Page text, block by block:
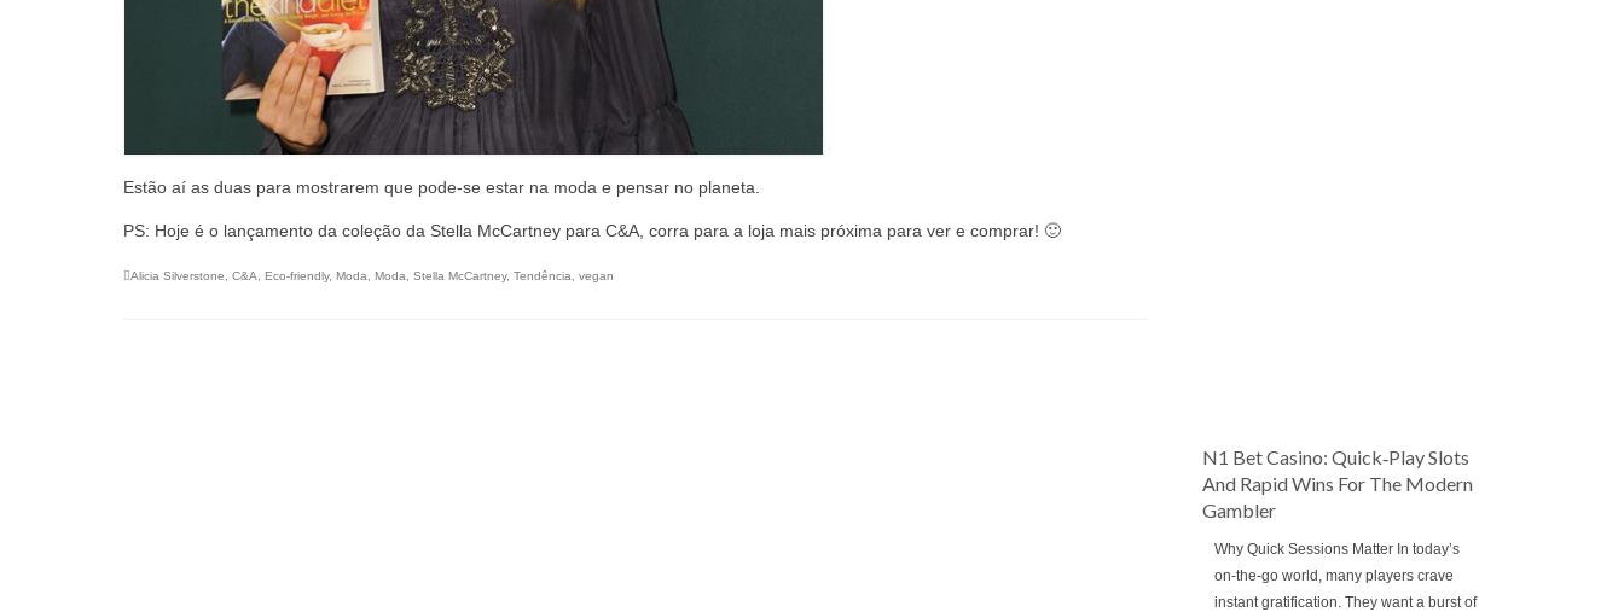
Estão aí as duas para mostrarem que pode-se estar na moda e pensar no planeta.
PS: Hoje é o lançamento da coleção da Stella McCartney para C&A, corra para a loja mais próxima para ver e comprar! 🙂
Alicia Silverstone C&A Eco-friendly, Moda Moda Stella McCartney, Tendência vegan
N1 Bet Casino: Quick‑Play Slots
And Rapid Wins For The Modern
Gambler
Why Quick Sessions Matter In today’s
on‑the‑go world, many players crave
instant gratification. They want a burst of